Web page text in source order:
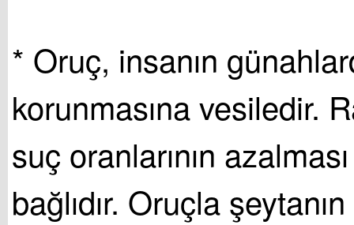
* Oruç, insanın
korunmasına vesiledir.
suç oranlarının
bağlıdır. Oruçla